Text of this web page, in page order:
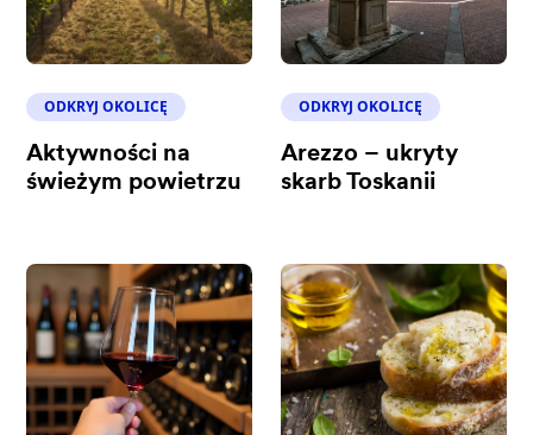
ODKRYJ OKOLICĘ
Aktywności na
świeżym powietrzu
ODKRYJ OKOLICĘ
Arezzo – ukryty
skarb Toskanii